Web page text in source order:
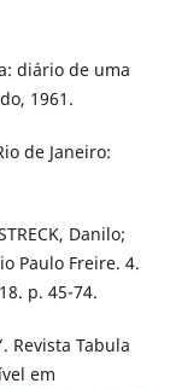
diário de uma
1961.
de Janeiro:
Danilo;
Paulo Freire. 4.
p. 45-74.
Revista Tabula
em